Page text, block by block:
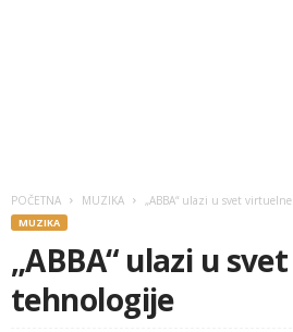
POČETNA MUZIKA „ABBA“ ulazi u svet
MUZIKA
„ABBA“ ulazi u
tehnologije